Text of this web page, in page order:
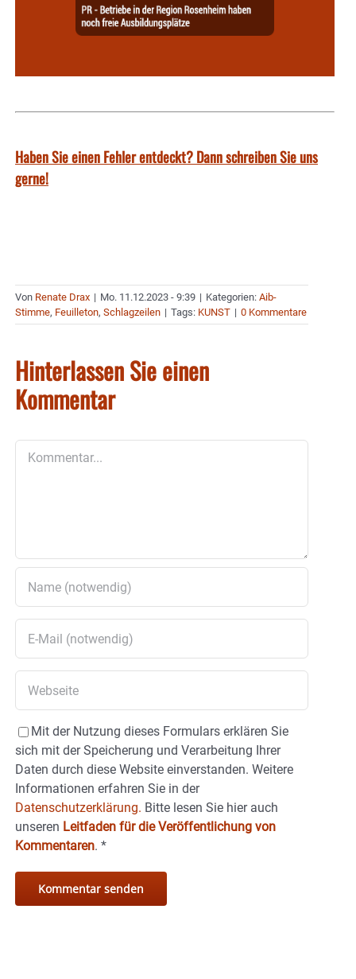
Haben Sie einen Fehler entdeckt? Dann schreiben Sie uns
gerne!
Von Renate Drax | Mo. 11.12.2023 - 9:39 | Kategorien: Aib-
Stimme, Feuilleton, Schlagzeilen | Tags: KUNST | 0 Kommentare
Hinterlassen Sie einen
Kommentar
Mit der Nutzung dieses Formulars erklären Sie
sich mit der Speicherung und Verarbeitung Ihrer
Daten durch diese Website einverstanden. Weitere
Informationen erfahren Sie in der
Datenschutzerklärung. Bitte lesen Sie hier auch
unseren Leitfaden für die Veröffentlichung von
Kommentaren. *